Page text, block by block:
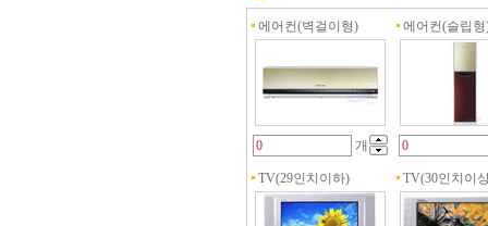
에어컨(벽걸이형) 에어컨(슬립형
개
TV(29인치이하) TV(30인치이